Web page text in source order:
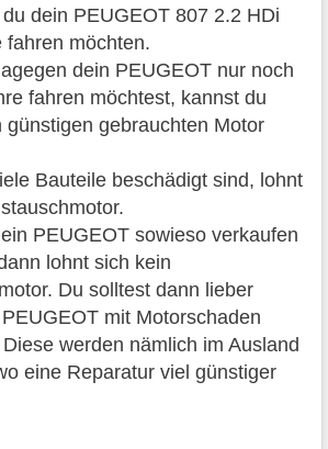
dein PEUGEOT 807 2.2 HDi
fahren möchten.
dein PEUGEOT nur noch
fahren möchtest, kannst du
günstigen gebrauchten Motor
Bauteile beschädigt sind, lohnt
PEUGEOT sowieso verkaufen
lohnt sich kein
Du solltest dann lieber
mit Motorschaden
werden nämlich im Ausland
eine Reparatur viel günstiger